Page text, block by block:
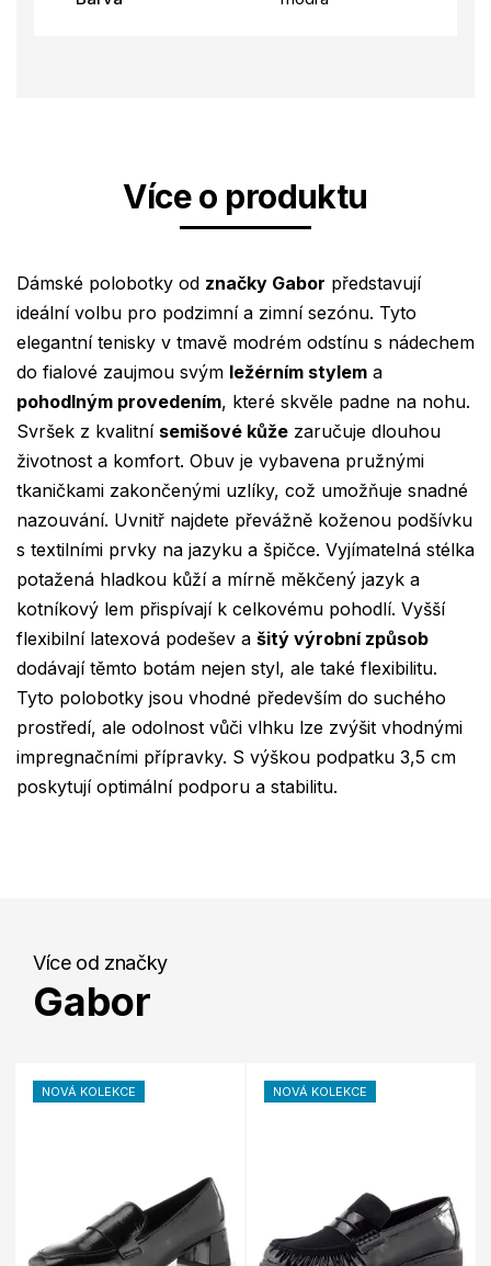
Více o produktu
Dámské polobotky od značky Gabor představují
ideální volbu pro podzimní a zimní sezónu. Tyto
elegantní tenisky v tmavě modrém odstínu s nádechem
do fialové zaujmou svým ležérním stylem a
pohodlným provedením, které skvěle padne na nohu.
Svršek z kvalitní semišové kůže zaručuje dlouhou
životnost a komfort. Obuv je vybavena pružnými
tkaničkami zakončenými uzlíky, což umožňuje snadné
nazouvání. Uvnitř najdete převážně koženou podšívku
s textilními prvky na jazyku a špičce. Vyjímatelná stélka
potažená hladkou kůží a mírně měkčený jazyk a
kotníkový lem přispívají k celkovému pohodlí. Vyšší
flexibilní latexová podešev a šitý výrobní způsob
dodávají těmto botám nejen styl, ale také flexibilitu.
Tyto polobotky jsou vhodné především do suchého
prostředí, ale odolnost vůči vlhku lze zvýšit vhodnými
impregnačními přípravky. S výškou podpatku 3,5 cm
poskytují optimální podporu a stabilitu.
Více od značky
Gabor
NOVÁ KOLEKCE NOVÁ KOLEKCE